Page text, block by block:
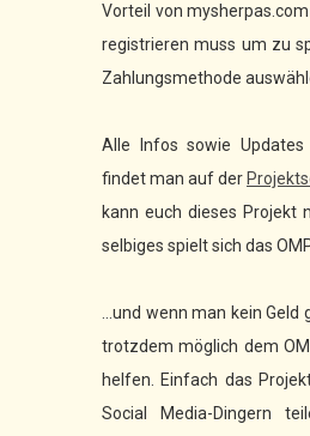
Vorteil von
registrieren muss um zu
Zahlungsmethode
Alle Infos sowie
findet man auf der
kann euch dieses Projekt
selbiges spielt sich das
...und wenn man kein
trotzdem möglich dem
helfen. Einfach das
Social Media-Dingern